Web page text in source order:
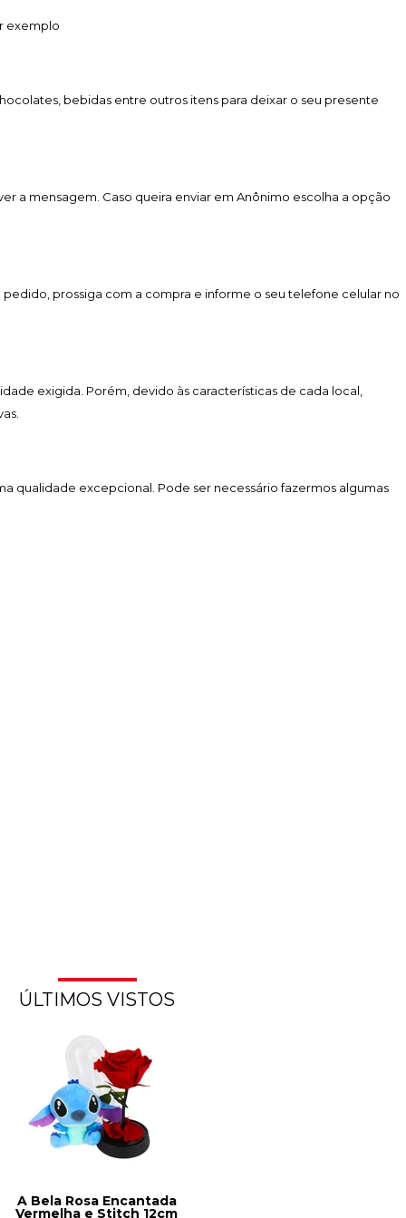
exemplo
bebidas entre outros itens para deixar o seu presente
a mensagem. Caso queira enviar em Anônimo escolha a opção
prossiga com a compra e informe o seu telefone celular no
exigida. Porém, devido às características de cada local,
qualidade excepcional. Pode ser necessário fazermos algumas
ÚLTIMOS VISTOS
A Bela Rosa Encantada
Vermelha e Stitch 12cm